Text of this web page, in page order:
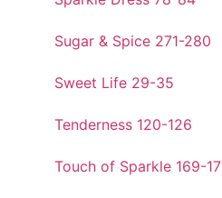
Sugar & Spice 271-280
Sweet Life 29-35
Tenderness 120-126
Touch of Sparkle 169-